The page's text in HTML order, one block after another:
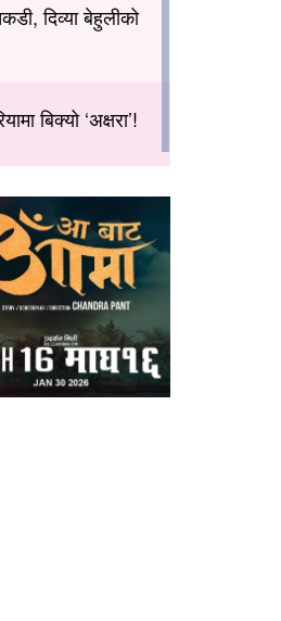
दिव्या बेहुलीको
बिक्यो ‘अक्षरा’!